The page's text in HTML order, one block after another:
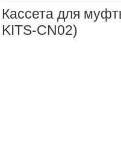
Кассета для
KITS-CN02)